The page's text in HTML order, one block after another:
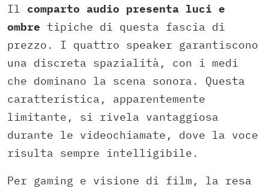
Il comparto audio presenta luci e
ombre tipiche di questa fascia di
prezzo. I quattro speaker garantiscono
una discreta spazialità, con i medi
che dominano la scena sonora. Questa
caratteristica, apparentemente
limitante, si rivela vantaggiosa
durante le videochiamate, dove la voce
risulta sempre intelligibile.
Per gaming e visione di film, la resa